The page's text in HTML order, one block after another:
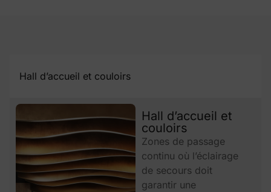
Hall d’accueil et couloirs
Hall d’accueil et
couloirs
Zones de passage
continu où l’éclairage
de secours doit
garantir une